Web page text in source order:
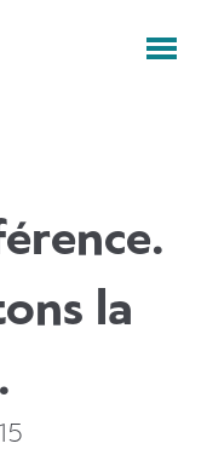
la